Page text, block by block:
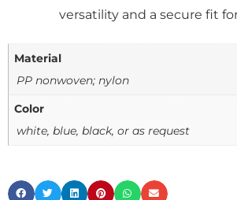
versatility and a secure fit
Material
PP nonwoven; nylon
Color
white, blue, black, or as request